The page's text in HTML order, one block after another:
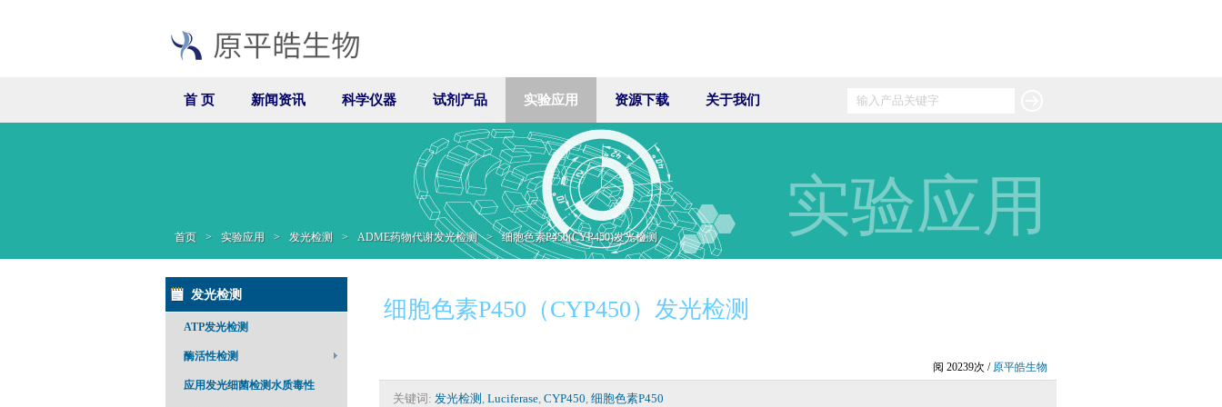
首 页 新闻资讯 科学仪器 试剂产品 实验应用 资源下载 关于我们
首页 > 实验应用 > 发光检测 > ADME药物代谢发光检测 > 细胞色素P450(CYP450)发光检测 实验应用
发光检测
ATP发光检测
酶活性检测
应用发光细菌检测水质毒性
细胞色素P450（CYP450）发光检测
阅 20239次 / 原平皓生物
关键词: 发光检测 , Luciferase, CYP450, 细胞色素P450